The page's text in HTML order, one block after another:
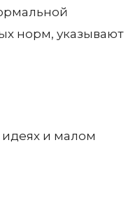
норм, указывают
идеях и малом